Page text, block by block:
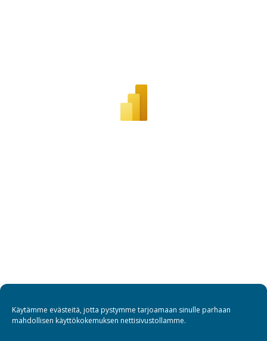
Käytämme evästeitä, jotta pystymme tarjoamaan sinulle parhaan
mahdollisen käyttökokemuksen nettisivustollamme.